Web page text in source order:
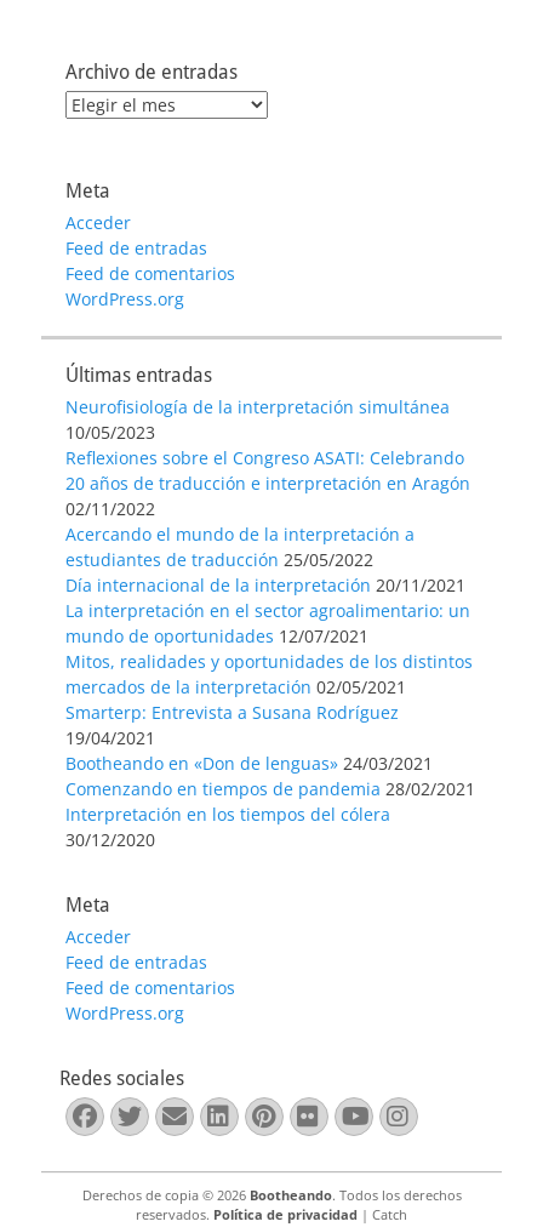
Archivo de entradas
Archivo
Meta
Acceder
Feed de entradas
Feed de comentarios
WordPress.org
Últimas entradas
Neurofisiología de la interpretación simultánea
10/05/2023
Reflexiones sobre el Congreso ASATI: Celebrando
20 años de traducción e interpretación en Aragón
02/11/2022
Acercando el mundo de la interpretación a
estudiantes de traducción 25/05/2022
Día internacional de la interpretación 20/11/2021
La interpretación en el sector agroalimentario: un
mundo de oportunidades 12/07/2021
Mitos, realidades y oportunidades de los distintos
mercados de la interpretación 02/05/2021
Smarterp: Entrevista a Susana Rodríguez
19/04/2021
Bootheando en «Don de lenguas» 24/03/2021
Comenzando en tiempos de pandemia 28/02/2021
Interpretación en los tiempos del cólera
30/12/2020
Meta
Acceder
Feed de entradas
Feed de comentarios
WordPress.org
Redes sociales
Facebook
Twitter
Correo
electrónico
LinkedIn
Pinterest
FlickrYouTube
Derechos de copia © 2026 Bootheando. Todos los derechos
reservados. Política de privacidad | Catch